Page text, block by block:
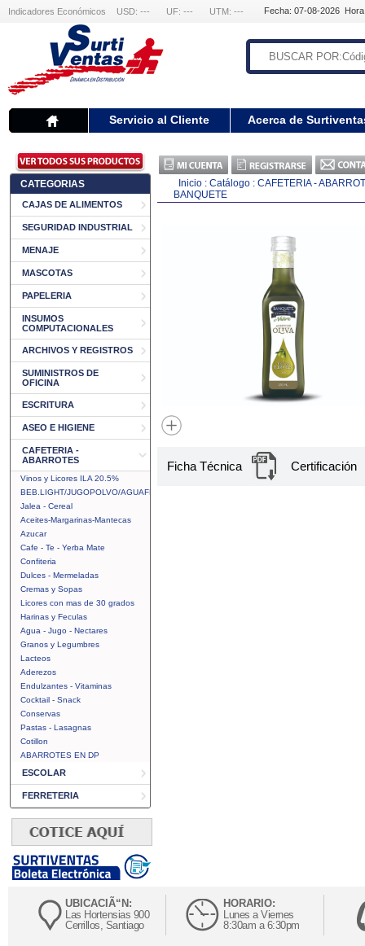
Indicadores Económicos USD: --- UF: --- UTM: --- Fecha: 07-08-2026
Servicio al Cliente Acerca de
CATEGORIAS
CAJAS DE ALIMENTOS
SEGURIDAD INDUSTRIAL
MENAJE
MASCOTAS
PAPELERIA
INSUMOS
COMPUTACIONALES
ARCHIVOS Y REGISTROS
SUMINISTROS DE
OFICINA
ESCRITURA
ASEO E HIGIENE
CAFETERIA -
ABARROTES
Vinos y Licores ILA 20.5%
BEB.LIGHT/JUGOPOLVO/AGUAFRUTAL
Jalea - Cereal
Aceites-Margarinas-Mantecas
Azucar
Cafe - Te - Yerba Mate
Confiteria
Dulces - Mermeladas
Cremas y Sopas
Licores con mas de 30 grados
Harinas y Feculas
Agua - Jugo - Nectares
Granos y Legumbres
Lacteos
Aderezos
Endulzantes - Vitaminas
Cocktail - Snack
Conservas
Pastas - Lasagnas
Cotillon
ABARROTES EN DP
ESCOLAR
FERRETERIA
Inicio : Catálogo : CAFETERIA -
BANQUETE
Ficha Técnica Certificación
UBICACIÃ“N:
Las Hortensias 900
Cerrillos, Santiago
HORARIO:
Lunes a Viernes
8:30am a 6:30pm